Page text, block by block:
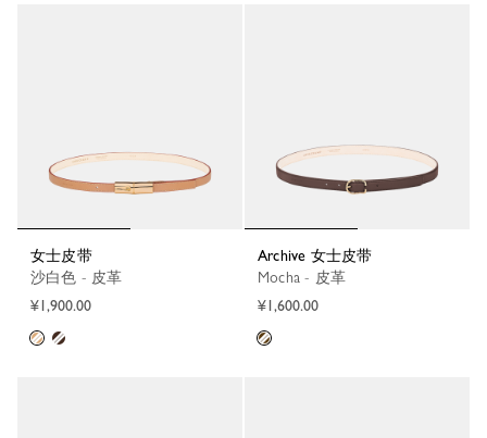
女士皮带
沙白色 - 皮革
¥1,900.00
Archive 女士皮带
Mocha - 皮革
¥1,600.00